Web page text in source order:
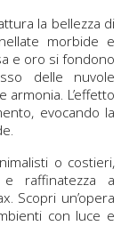
la bellezza di
morbide e
e oro si fondono
delle nuvole
armonia. L’effetto
evocando la
o costieri,
raffinatezza a
Scopri un’opera
con luce e